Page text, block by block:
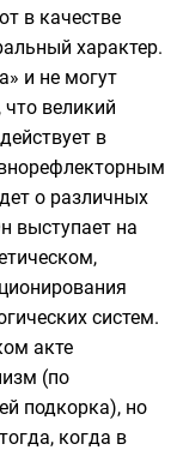
в качестве
характер.
и не могут
великий
в
о различных
выступает на
систем.
акте
(по
подкорка), но
когда в